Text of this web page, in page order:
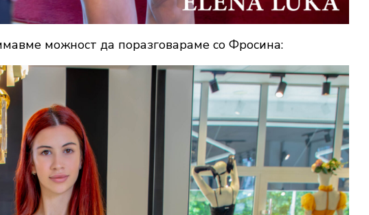
можност да поразговараме со Фросина: